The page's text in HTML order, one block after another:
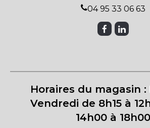
04 95 33 06 63
Horaires du magasin
Vendredi de 8h15 à
14h00 à 18h00